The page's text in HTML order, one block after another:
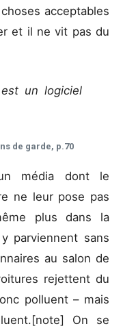
acceptables
et il ne vit pas du
un logiciel
de garde, p.70
média dont le
ne leur pose pas
plus dans la
parviennent sans
au salon de
rejettent du
polluent – mais
On se